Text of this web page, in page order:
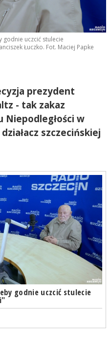
godnie uczcić stulecie
Łuczko. Fot. Maciej Papke
prezydent
- tak zakaz
Niepodległości w
szczecińskiej
godnie uczcić stulecie